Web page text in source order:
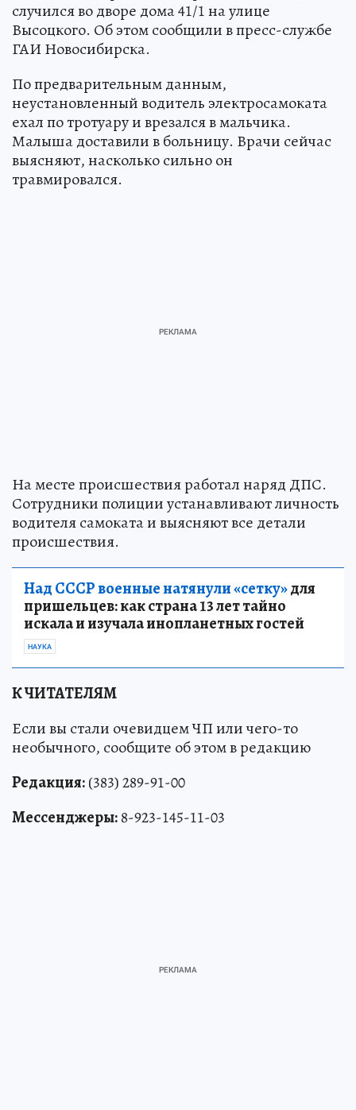
случился во дворе дома 41/1 на улице
Высоцкого. Об этом сообщили в пресс-службе
ГАИ Новосибирска.
По предварительным данным,
неустановленный водитель электросамоката
ехал по тротуару и врезался в мальчика.
Малыша доставили в больницу. Врачи сейчас
выясняют, насколько сильно он
травмировался.
На месте происшествия работал наряд ДПС.
Сотрудники полиции устанавливают личность
водителя самоката и выясняют все детали
происшествия.
Над СССР военные натянули «сетку»для
пришельцев: как страна 13 лет тайно
искала и изучала инопланетных гостей
НАУКА
К ЧИТАТЕЛЯМ
Если вы стали очевидцем ЧП или чего-то
необычного, сообщите об этом в редакцию
Редакция:(383) 289-91-00
Мессенджеры:8-923-145-11-03